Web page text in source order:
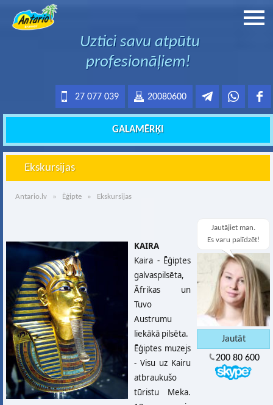
Uztici savu atpūtu
profesionāļiem!
20080600
27 077 039
GALAMĒRĶI
Ekskursijas
Antario.lv » Ēģipte » Ekskursijas
Jautājiet man.
Es varu palīdzēt!
200 80 600
KAIRA
Kaira - Ēģiptes
galvaspilsēta,
Āfrikas un
Tuvo
Austrumu
liekākā pilsēta.
Ēģiptes muzejs
- Visu uz Kairu
atbraukušo
tūristu Meka.